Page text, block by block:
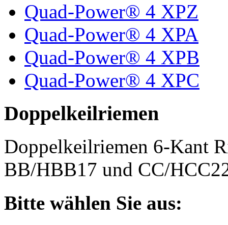
Quad-Power® 4 XPZ
Quad-Power® 4 XPA
Quad-Power® 4 XPB
Quad-Power® 4 XPC
Doppelkeilriemen
Doppelkeilriemen 6-Kant
BB/HBB17 und CC/
Bitte wählen Sie aus: